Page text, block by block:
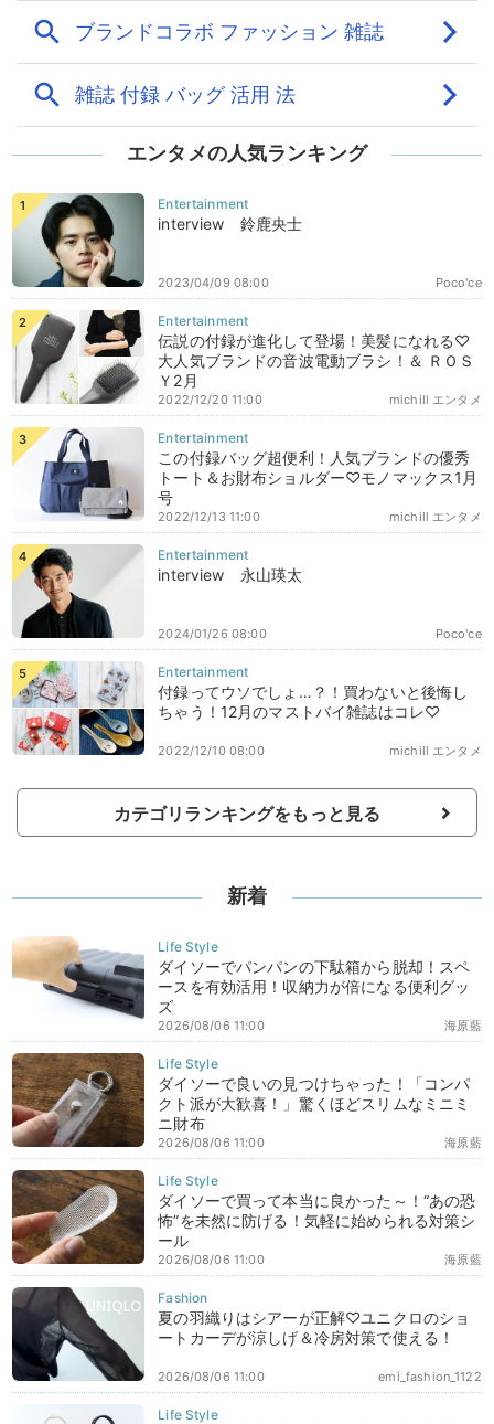
エンタメの人気ランキング
interview 鈴鹿央士
Poco'ce
2023/04/09 08:00
伝説の付録が進化して登場！美髪になれる♡
大人気ブランドの音波電動ブラシ！＆ ＲＯＳ
Ｙ2月
michill エンタメ
2022/12/20 11:00
この付録バッグ超便利！人気ブランドの優秀
トート＆お財布ショルダー♡モノマックス1月
号
michill エンタメ
2022/12/13 11:00
interview 永山瑛太
Poco'ce
2024/01/26 08:00
付録ってウソでしょ…？！買わないと後悔し
ちゃう！12月のマストバイ雑誌はコレ♡
michill エンタメ
2022/12/10 08:00
カテゴリランキングをもっと見る
新着
ダイソーでパンパンの下駄箱から脱却！スペ
ースを有効活用！収納力が倍になる便利グッ
ズ
海原藍
2026/08/06 11:00
ダイソーで良いの見つけちゃった！「コンパ
クト派が大歓喜！」驚くほどスリムなミニミ
ニ財布
海原藍
2026/08/06 11:00
ダイソーで買って本当に良かった～！“あの恐
怖”を未然に防げる！気軽に始められる対策シ
ール
海原藍
2026/08/06 11:00
夏の羽織りはシアーが正解♡ユニクロのショ
ートカーデが涼しげ＆冷房対策で使える！
emi_fashion_1122
2026/08/06 11:00